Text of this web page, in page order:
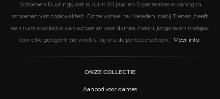
Schoenen Ruytings, dat is ruim 50 jaar en 3 generaties ervaring in
schoenen van topkwaliteit. Onze winkel te Hoeleden, nabij Tienen, heeft
een ruime collectie aan schoenen voor dames, heren, jongens en meisjes:
voor elke gelegenheid vindt u bij ons de perfecte schoen.
Meer info
ONZE COLLECTIE
Aanbod voor dames